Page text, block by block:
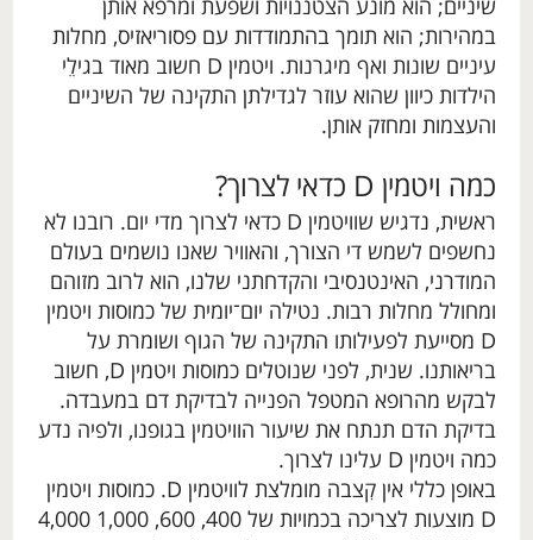
שיניים; הוא מונע הצטננויות ושפעת ומרפא אותן
במהירות; הוא תומך בהתמודדות עם פסוריאזיס, מחלות
עיניים שונות ואף מיגרנות. ויטמין D חשוב מאוד בגילֵי
הילדות כיוון שהוא עוזר לגדילתן התקינה של השיניים
והעצמות ומחזק אותן.
כמה ויטמין D כדאי לצרוך?
ראשית, נדגיש שוויטמין D כדאי לצרוך מדי יום. רובנו לא
נחשפים לשמש די הצורך, והאוויר שאנו נושמים בעולם
המודרני, האינטנסיבי והקדחתני שלנו, הוא לרוב מזוהם
ומחולל מחלות רבות. נטילה יום־יומית של כמוסות ויטמין
D מסייעת לפעילותו התקינה של הגוף ושומרת על
בריאותנו. שנית, לפני שנוטלים כמוסות ויטמין D, חשוב
לבקש מהרופא המטפל הפנייה לבדיקת דם במעבדה.
בדיקת הדם תנתח את שיעור הוויטמין בגופנו, ולפיה נדע
כמה ויטמין D עלינו לצרוך.
באופן כללי אין קִצבה מומלצת לוויטמין D. כמוסות ויטמין
D מוצעות לצריכה בכמויות של 400, 600, 1,000 4,000